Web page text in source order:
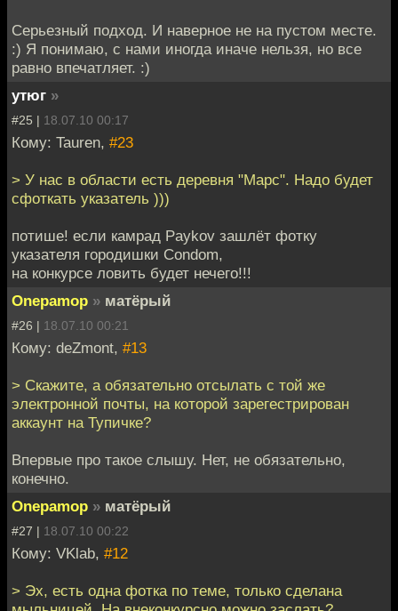
Серьезный подход. И наверное не на пустом месте.
:) Я понимаю, с нами иногда иначе нельзя, но все
равно впечатляет. :)
утюг »
#25 | 18.07.10 00:17
Кому: Tauren, #23
> У нас в области есть деревня "Марс". Надо будет
сфоткать указатель )))
потише! если камрад Paykov зашлёт фотку
указателя городишки Condom,
на конкурсе ловить будет нечего!!!
Onepamop » матёрый
#26 | 18.07.10 00:21
Кому: deZmont, #13
> Скажите, а обязательно отсылать с той же
электронной почты, на которой зарегестрирован
аккаунт на Тупичке?
Впервые про такое слышу. Нет, не обязательно,
конечно.
Onepamop » матёрый
#27 | 18.07.10 00:22
Кому: VKlab, #12
> Эх, есть одна фотка по теме, только сделана